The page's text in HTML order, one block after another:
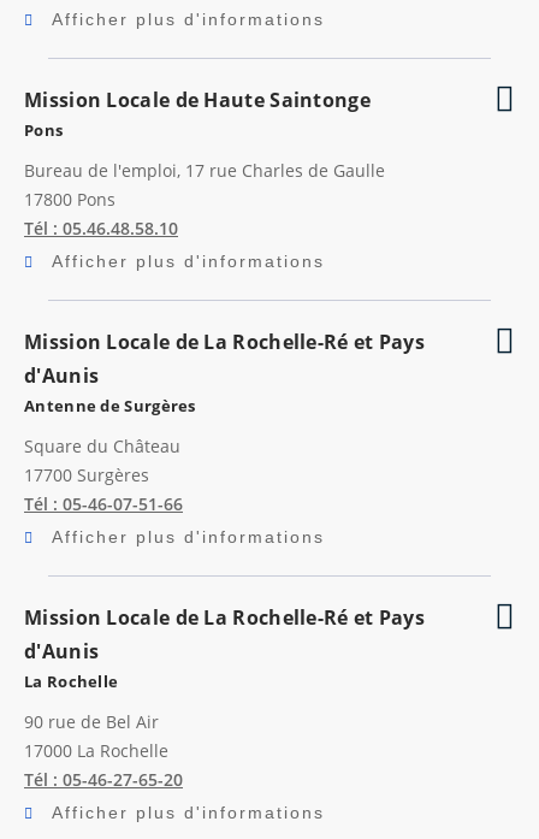
Afficher plus d'informations
Mission Locale de Haute Saintonge
Pons
Bureau de l'emploi, 17 rue Charles de Gaulle
17800 Pons
Tél : 05.46.48.58.10
Afficher plus d'informations
Mission Locale de La Rochelle-Ré et Pays
d'Aunis
Antenne de Surgères
Square du Château
17700 Surgères
Tél : 05-46-07-51-66
Afficher plus d'informations
Mission Locale de La Rochelle-Ré et Pays
d'Aunis
La Rochelle
90 rue de Bel Air
17000 La Rochelle
Tél : 05-46-27-65-20
Afficher plus d'informations